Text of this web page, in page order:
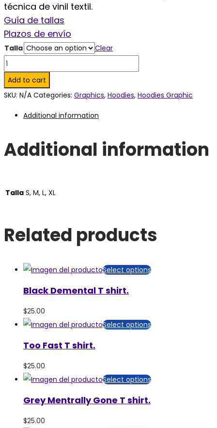
técnica de vinil textil.
Guía de tallas
Plazos de envío
Talla
Clear
Closed
Electric
Blue
quantity
Add to cart
SKU: N/A Categories: Graphics, Hoodies, Hoodies Graphic
Additional information
Additional information
Talla S, M, L, XL
Related products
Select options
Black Demental T shirt.
$25.00
Select options
Too Fast T shirt.
$25.00
Select options
Grey Mentrally Gone T shirt.
$25.00